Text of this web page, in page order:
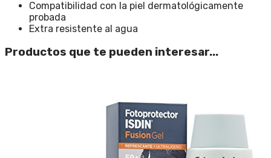
Compatibilidad con la piel dermatológicamente
probada
Extra resistente al agua
Productos que te pueden interesar...